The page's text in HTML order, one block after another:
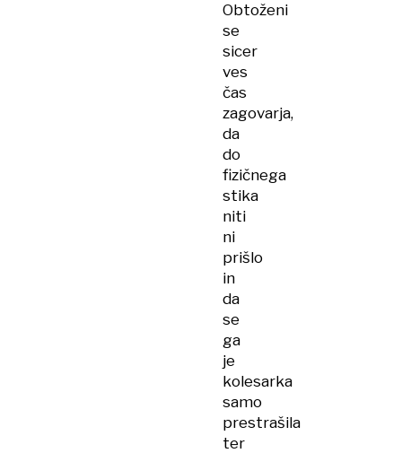
Obtoženi
se
sicer
ves
čas
zagovarja,
da
do
fizičnega
stika
niti
ni
prišlo
in
da
se
ga
je
kolesarka
samo
prestrašila
ter